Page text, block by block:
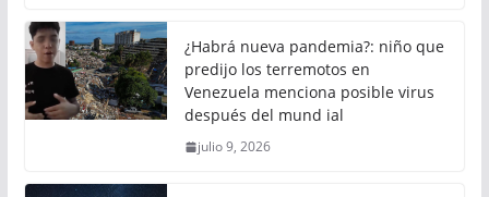
¿Habrá nueva pandemia?: niño que
predijo los terremotos en
Venezuela menciona posible virus
después del mund ial
julio 9, 2026